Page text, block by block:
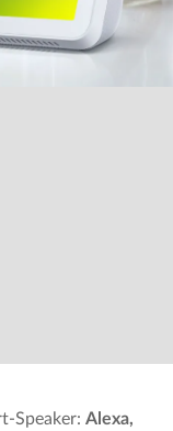
Speaker: Alexa,